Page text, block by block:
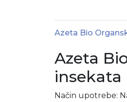
Azeta Bio
Azeta
insekata
Način upotrebe: